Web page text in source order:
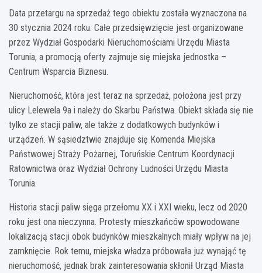
Data przetargu na sprzedaż tego obiektu została wyznaczona na
30 stycznia 2024 roku. Całe przedsięwzięcie jest organizowane
przez Wydział Gospodarki Nieruchomościami Urzędu Miasta
Torunia, a promocją oferty zajmuje się miejska jednostka –
Centrum Wsparcia Biznesu.
Nieruchomość, która jest teraz na sprzedaż, położona jest przy
ulicy Lelewela 9a i należy do Skarbu Państwa. Obiekt składa się nie
tylko ze stacji paliw, ale także z dodatkowych budynków i
urządzeń. W sąsiedztwie znajduje się Komenda Miejska
Państwowej Straży Pożarnej, Toruńskie Centrum Koordynacji
Ratownictwa oraz Wydział Ochrony Ludności Urzędu Miasta
Torunia.
Historia stacji paliw sięga przełomu XX i XXI wieku, lecz od 2020
roku jest ona nieczynna. Protesty mieszkańców spowodowane
lokalizacją stacji obok budynków mieszkalnych miały wpływ na jej
zamknięcie. Rok temu, miejska władza próbowała już wynająć tę
nieruchomość, jednak brak zainteresowania skłonił Urząd Miasta